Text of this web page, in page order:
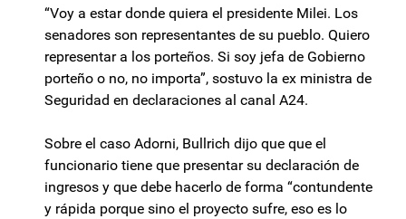
“Voy a estar donde quiera el presidente Milei. Los
senadores son representantes de su pueblo. Quiero
representar a los porteños. Si soy jefa de Gobierno
porteño o no, no importa”, sostuvo la ex ministra de
Seguridad en declaraciones al canal A24.
Sobre el caso Adorni, Bullrich dijo que que el
funcionario tiene que presentar su declaración de
ingresos y que debe hacerlo de forma “contundente
y rápida porque sino el proyecto sufre, eso es lo